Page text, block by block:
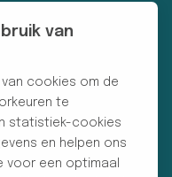
van
cookies om de
te
statistiek-cookies
en helpen ons
voor een optimaal